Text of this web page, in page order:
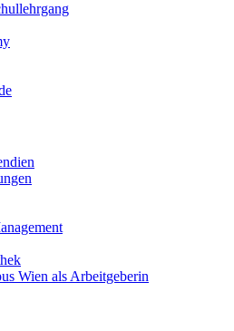
Wien als Arbeitgeberin